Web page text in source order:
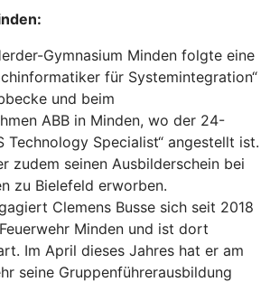
Gymnasium Minden folgte eine
für Systemintegration“
und beim
ABB in Minden, wo der 24-
Technology Specialist“ angestellt ist.
zudem seinen Ausbilderschein bei
zu Bielefeld erworben.
Clemens Busse sich seit 2018
Minden und ist dort
Im April dieses Jahres hat er am
seine Gruppenführerausbildung